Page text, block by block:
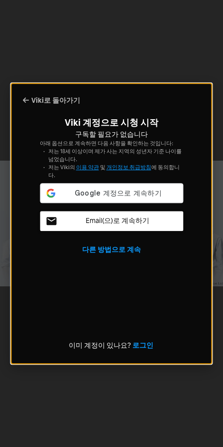
Viki로 돌아가기
Viki 계정으로 시청 시작
구독할 필요가 없습니다
아래 옵션으로 계속하면 다음 사항을 확인하는 것입니다:
저는 18세 이상이며 제가 사는 지역의 성년자 기준 나이를
넘었습니다.
저는 Viki의 이용 약관및 개인정보 취급방침에 동의합니
다.
Email(으)로 계속하기
다른 방법으로 계속
이미 계정이 있나요? 로그인